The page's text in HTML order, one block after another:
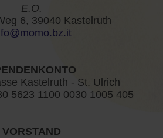
E.O.
6, 39040 Kastelruth
Kastelruth - St. Ulrich
5623 1100 0030 1005 405
VORSTAND